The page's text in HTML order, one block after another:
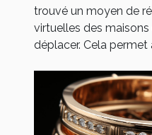
trouvé un moyen de
virtuelles des
déplacer. Cela permet